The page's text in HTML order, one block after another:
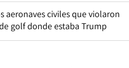
aeronaves civiles que violaron
golf donde estaba Trump